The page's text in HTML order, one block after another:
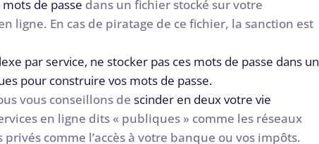
de passe dans un fichier stocké sur votre
ligne. En cas de piratage de ce fichier, la sanction est
par service, ne stocker pas ces mots de passe dans un
pour construire vos mots de passe.
vous conseillons descinder en deux votre vie
en ligne dits « publiques » comme les réseaux
comme l’accès à votre banque ou vos impôts.